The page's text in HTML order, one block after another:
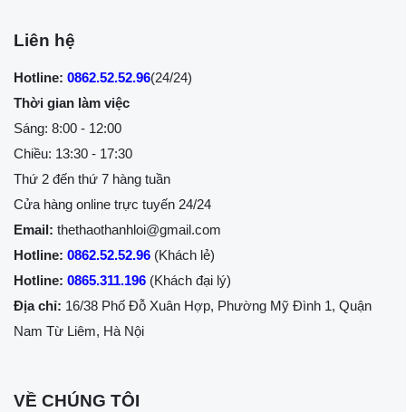
Liên hệ
Hotline: 0862.52.52.96(24/24)
Thời gian làm việc
Sáng: 8:00 - 12:00
Chiều: 13:30 - 17:30
Thứ 2 đến thứ 7 hàng tuần
Cửa hàng online trực tuyến 24/24
Email: thethaothanhloi@gmail.com
Hotline: 0862.52.52.96 (Khách lẻ)
Hotline: 0865.311.196 (Khách đại lý)
Địa chỉ: 16/38 Phố Đỗ Xuân Hợp, Phường Mỹ Đình 1, Quận
Nam Từ Liêm, Hà Nội
VỀ CHÚNG TÔI